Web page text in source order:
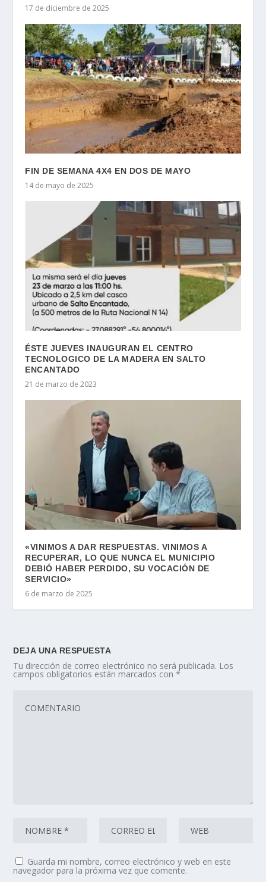
17 de diciembre de 2025
FIN DE SEMANA 4X4 EN DOS DE MAYO
14 de mayo de 2025
ÉSTE JUEVES INAUGURAN EL CENTRO
TECNOLOGICO DE LA MADERA EN SALTO
ENCANTADO
21 de marzo de 2023
«VINIMOS A DAR RESPUESTAS. VINIMOS A
RECUPERAR, LO QUE NUNCA EL MUNICIPIO
DEBIÓ HABER PERDIDO, SU VOCACIÓN DE
SERVICIO»
6 de marzo de 2025
DEJA UNA RESPUESTA
Tu dirección de correo electrónico no será publicada. Los
campos obligatorios están marcados con*
Guarda mi nombre, correo electrónico y web en este
navegador para la próxima vez que comente.